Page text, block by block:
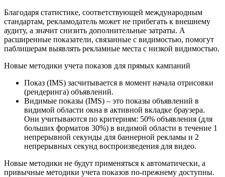
Благодаря статистике, соответствующей международным
стандартам, рекламодатель может не прибегать к внешнему
аудиту, а значит снизить дополнительные затраты. А
расширенные показатели, связанные с видимостью, помогут
паблишерам выявлять рекламные места с низкой видимостью.
Новые методики учета показов для прямых кампаний
Показ (IMS) засчитывается в момент начала отрисовки
(рендеринга) объявлений.
Видимые показы (IMS) – это показы объявлений в
видимой области окна в активной вкладке браузера.
Они учитываются по критериям: 50% объявления (для
больших форматов 30%) в видимой области в течение 1
непрерывной секунды для баннерной рекламы и 2
непрерывных секунд воспроизведения для видео.
Новые методики не будут применяться к автоматически, а
привычные методики учета показов по-прежнему доступны.